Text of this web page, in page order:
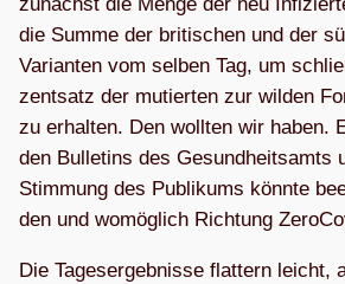
die Summe der bri­ti­schen und der
Vari­an­ten vom sel­ben Tag, um
zent­satz der mutier­ten zur wil­den
zu erhal­ten. Den woll­ten wir haben.
den Bul­le­tins des Gesund­heits­amts
Stim­mung des Publi­kums könnte
den und womög­lich Rich­tung
Die Tages­er­geb­nisse flat­tern leicht,